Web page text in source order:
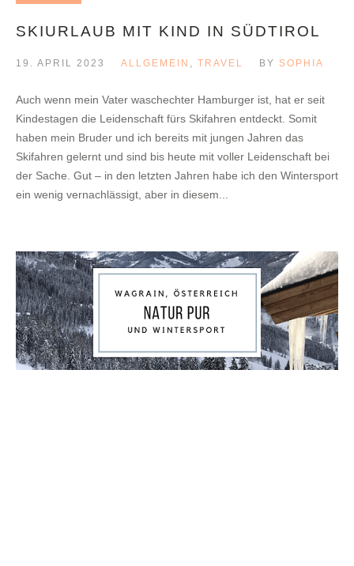
SKIURLAUB MIT KIND IN SÜDTIROL
19. APRIL 2023 ALLGEMEIN TRAVEL BY SOPHIA
Auch wenn mein Vater waschechter Hamburger ist, hat er seit
Kindestagen die Leidenschaft fürs Skifahren entdeckt. Somit
haben mein Bruder und ich bereits mit jungen Jahren das
Skifahren gelernt und sind bis heute mit voller Leidenschaft bei
der Sache. Gut – in den letzten Jahren habe ich den Wintersport
ein wenig vernachlässigt, aber in diesem...